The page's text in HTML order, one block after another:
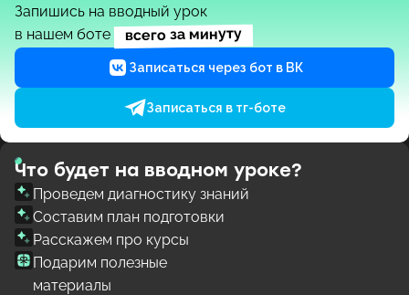
Запишись на вводный урок
в нашем боте
всего за минуту
Записаться через бот в ВК
Записаться в тг-боте
Что будет на вводном уроке?
Проведем диагностику знаний
Составим план подготовки
Расскажем про курсы
Подарим полезные
материалы